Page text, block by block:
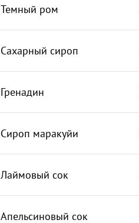
Темный ром
Сахарный сироп
Гренадин
Сироп маракуйи
Лаймовый сок
Апельсиновый сок